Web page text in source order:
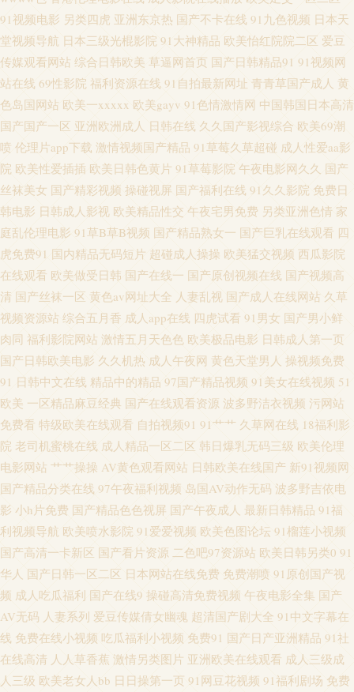
人爱爱网 色情五月 国产草逼视频网 欧美福利网址 日逼福利网站 黑丝少妇91
www91国产 91啦刺激熟女 久久福利导航 91福利社区 久草免费资源站 超碰96
欧美大屁股免费网 www03另类 另类图区二区 少妇熟女一区二区 亚洲AV黄色
网址 午夜福利www 国产精品网址 日韩一级网站 91伊人超碰在线 人妖女同
九一精品网站 男人视频天堂97 青娱乐99在线 av三级网 一本道在线观看精华
液 超碰青青操 午夜欧美伦理电影 豆花影视黄色无码 亚洲综合在线视频 亚洲
成人18AV在线观看 国产精品麻豆传媒 肏屄福利导航 成人网站在线免费看 97
在线不卡顿 成人九一免费看 丁香丝袜五月天 91学生妹 成人在线观看无码口
工 91五月天色色网 加勒比东京热AV 91vv在线 免费观看亚洲日逼视频 五月天
另类小说 人人肏屄网 精品久久超碰 丝袜A片午夜www丝袜 东京热男人天堂
亚洲成AV人片 91色色 日韩日逼毛片 天堂社区大香蕉 日韩激情网 97色色综合
网 久久97精品 国产同事高潮视频 欧美一级特黄大片免色 国产视频久久探花
成人免费三级在线 苍井空所有A片 成人超碰网 成人在线观看免费吃瓜视频
国内影视 国产精品自产拍高潮在线播放 美女一区 国产精品熟女一区二区不
卡 久久深夜福利影院 AV青草 国产日本精品一二 欧美内射黄网站 麻豆视频免
费网站 wwwww黄 免费精品99 久草精品国产系列 久久亚洲私拍 亚洲色婷婷
一区二区三区 www91精彩视频 九一豆花自拍社区 wwwcom国产色情 91国模
91视频电影 另类四虎 亚洲东京热 国产不卡在线 91九色视频 日本天
堂视频导航 日本三级光棍影院 91大神精品 欧美怡红院院二区 爱豆
传媒观看网站 综合日韩欧美 草逼网首页 国产日韩精品91 91视频网
站在线 69性影院 福利资源在线 91自拍最新网址 青青草国产成人 黄
色岛国网站 欧美一xxxxx 欧美gayv 91色情激情网 中国韩国日本高清
国产国产一区 亚洲欧洲成人 日韩在线 久久国产影视综合 欧美69潮
喷 伦理片app下载 激情视频国产精品 91草莓久草超碰 成人性爱aa影
院 欧美性爱插插 欧美日韩色黄片 91草莓影院 午夜电影网久久 国产
丝袜美女 国产精彩视频 操碰视屏 国产福利在线 91久久影院 免费日
韩电影 日韩成人影视 欧美精品性交 午夜宅男免费 另类亚洲色情 家
庭乱伦理电影 91草B草B视频 国产精品熟女一 国产巨乳在线观看 四
虎免费91 国内精品无码短片 超碰成人操操 欧美猛交视频 西瓜影院
在线观看 欧美做受日韩 国产在线一 国产原创视频在线 国产视频高
清 国产丝袜一区 黄色av网址大全 人妻乱视 国产成人在线网站 久草
视频资源站 综合五月香 成人app在线 四虎试看 91男女 国产男小鲜
肉同 福利影院网站 激情五月天色色 欧美极品电影 日韩成人第一页
国产日韩欧美电影 久久机热 成人午夜网 黄色天堂男人 操视频免费
91 日韩中文在线 精品中的精品 97国产精品视频 91美女在线视频 51
欧美 一区精品麻豆经典 国产在线观看资源 波多野洁衣视频 污网站
免费看 特级欧美在线观看 自拍视频91 91艹艹 久草网在线 18福利影
院 老司机蜜桃在线 成人精品一区二区 韩日爆乳无码三级 欧美伦理
电影网站 艹艹操操 AV黄色观看网站 日韩欧美在线国产 新91视频网
国产精品分类在线 97午夜福利视频 岛国AV动作无码 波多野吉依电
影 小h片免费 国产精品色色视屏 国产午夜成人 最新日韩精品 91福
利视频导航 欧美喷水影院 91爱爱视频 欧美色图论坛 91榴莲小视频
国产高清一卡新区 国产看片资源 二色吧97资源站 欧美日韩另类0 91
华人 国产日韩一区二区 日本网站在线免费 免费潮喷 91原创国产视
频 成人吃瓜福利 国产在线9 操碰高清免费视频 午夜电影全集 国产
AV无码 人妻系列 爱豆传媒倩女幽魂 超清国产剧大全 91中文字幕在
线 免费在线小视频 吃瓜福利小视频 免费91 国产日产亚洲精品 91社
在线高清 人人草香蕉 激情另类图片 亚洲欧美在线观看 成人三级成
人三级 欧美老女人bb 日日操第一页 91网豆花视频 91福利剧场 免费